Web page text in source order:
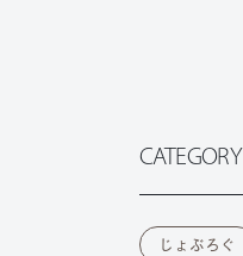
CATEGORY
じょぶろぐ